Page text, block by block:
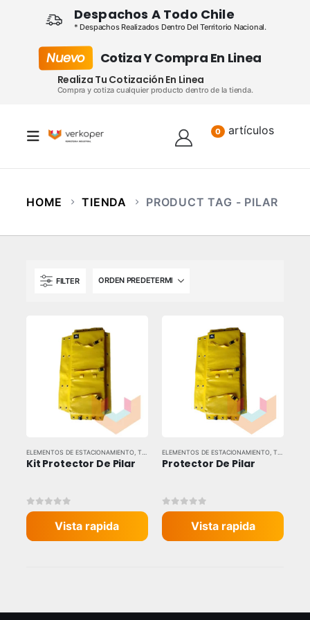
Despachos A Todo Chile
* Despachos Realizados Dentro Del Territorio Nacional.
Nuevo Cotiza Y Compra En Linea
Realiza Tu Cotización En Linea
Compra y cotiza cualquier producto dentro de la tienda.
0 artículos
HOME TIENDA PRODUCT TAG - PILAR
FILTER
ELEMENTOS DE ESTACIONAMIENTO, TODAS LAS MARCAS
Kit Protector De Pilar
0out of 5
Vista rapida
ELEMENTOS DE ESTACIONAMIENTO TODAS LAS MARCAS
Protector De Pilar
0out of 5
Vista rapida